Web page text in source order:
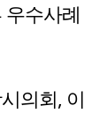
수사례
의회, 이